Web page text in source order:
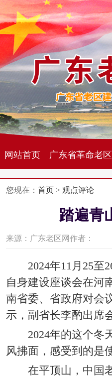
网站首页 广东省革命老
您现在： 首页> 观点评论
踏遍青
来源：广东老区网作者：
2024年11月25至
自身建设座谈会在河
南省委、省政府对会
示，副省长李酌出席
2024年的这个冬
风拂面，感受到的是
在平顶山，中国老